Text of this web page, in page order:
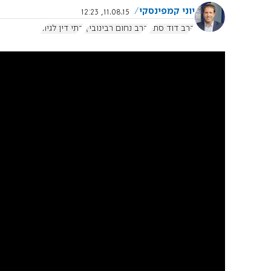
יוני קמפינסקי
11.08.15, 12:23
הרב דוד סתיו
הרב נחום רבינוביץ' בתי דין לגיור